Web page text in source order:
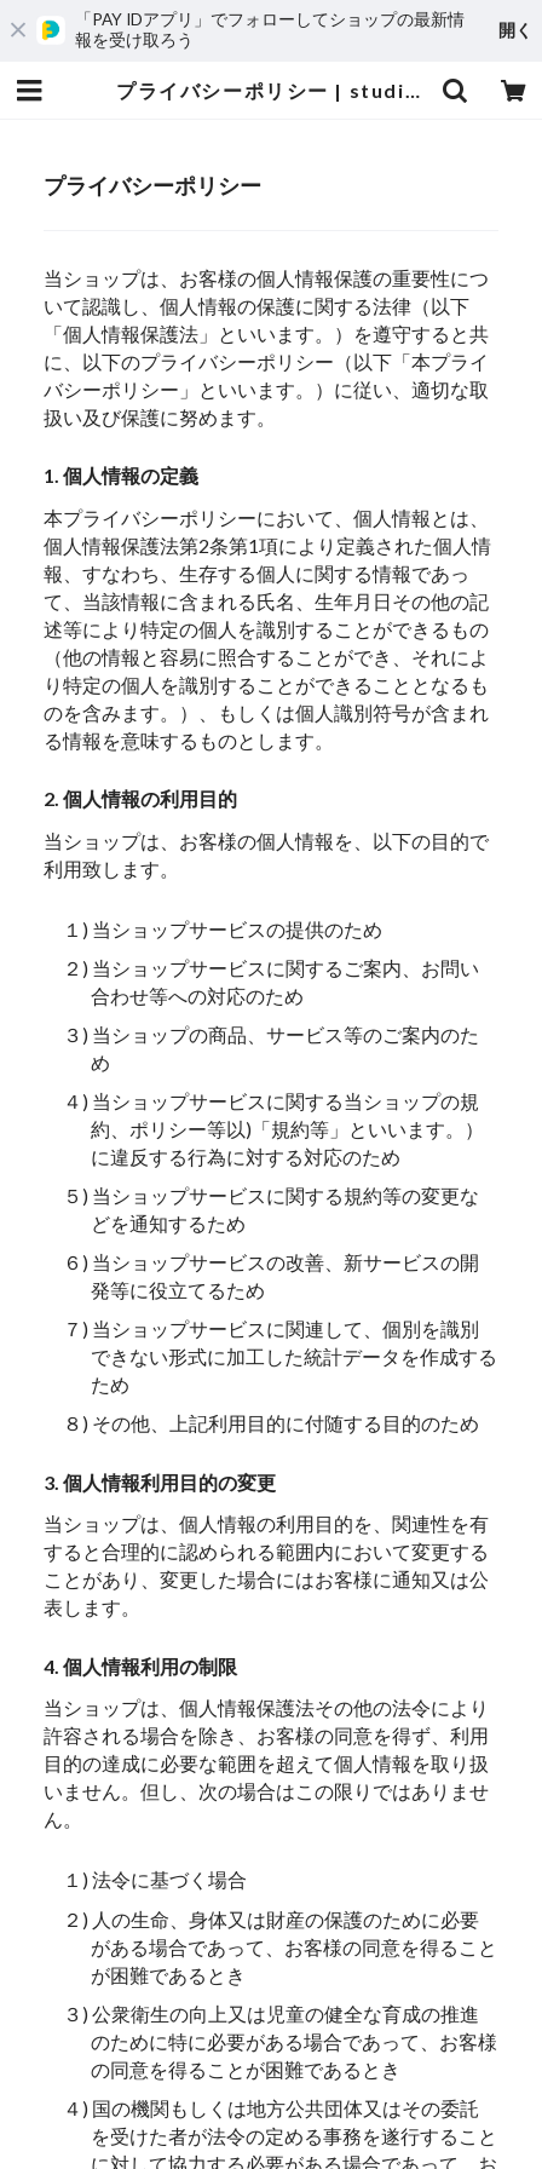
「PAY IDアプリ」でフォローしてショップの最新情
報を受け取ろう
開く
プライバシーポリシー | studio iota label
プライバシーポリシー
当ショップは、お客様の個人情報保護の重要性につ
いて認識し、個人情報の保護に関する法律（以下
「個人情報保護法」といいます。）を遵守すると共
に、以下のプライバシーポリシー（以下「本プライ
バシーポリシー」といいます。）に従い、適切な取
扱い及び保護に努めます。
1. 個人情報の定義
本プライバシーポリシーにおいて、個人情報とは、
個人情報保護法第2条第1項により定義された個人情
報、すなわち、生存する個人に関する情報であっ
て、当該情報に含まれる氏名、生年月日その他の記
述等により特定の個人を識別することができるもの
（他の情報と容易に照合することができ、それによ
り特定の個人を識別することができることとなるも
のを含みます。）、もしくは個人識別符号が含まれ
る情報を意味するものとします。
2. 個人情報の利用目的
当ショップは、お客様の個人情報を、以下の目的で
利用致します。
１) 当ショップサービスの提供のため
２) 当ショップサービスに関するご案内、お問い
合わせ等への対応のため
３) 当ショップの商品、サービス等のご案内のた
め
４) 当ショップサービスに関する当ショップの規
約、ポリシー等以)「規約等」といいます。）
に違反する行為に対する対応のため
５) 当ショップサービスに関する規約等の変更な
どを通知するため
６) 当ショップサービスの改善、新サービスの開
発等に役立てるため
７) 当ショップサービスに関連して、個別を識別
できない形式に加工した統計データを作成する
ため
８) その他、上記利用目的に付随する目的のため
3. 個人情報利用目的の変更
当ショップは、個人情報の利用目的を、関連性を有
すると合理的に認められる範囲内において変更する
ことがあり、変更した場合にはお客様に通知又は公
表します。
4. 個人情報利用の制限
当ショップは、個人情報保護法その他の法令により
許容される場合を除き、お客様の同意を得ず、利用
目的の達成に必要な範囲を超えて個人情報を取り扱
いません。但し、次の場合はこの限りではありませ
ん。
１) 法令に基づく場合
２) 人の生命、身体又は財産の保護のために必要
がある場合であって、お客様の同意を得ること
が困難であるとき
３) 公衆衛生の向上又は児童の健全な育成の推進
のために特に必要がある場合であって、お客様
の同意を得ることが困難であるとき
４) 国の機関もしくは地方公共団体又はその委託
を受けた者が法令の定める事務を遂行すること
に対して協力する必要がある場合であって、お